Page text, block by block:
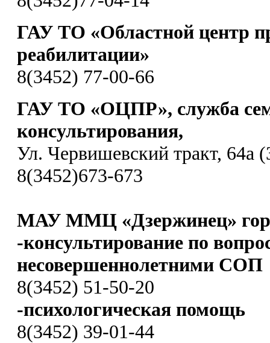
ГАУ ТО «Областной центр
реабилитации»
8(3452) 77-00-66
ГАУ ТО «ОЦПР», служба
консультирования,
Ул. Червишевский тракт, 64а
8(3452)673-673
МАУ ММЦ «Дзержинец»
-консультирование по
несовершеннолетними СОП
8(3452) 51-50-20
-психологическая помощь
8(3452) 39-01-44